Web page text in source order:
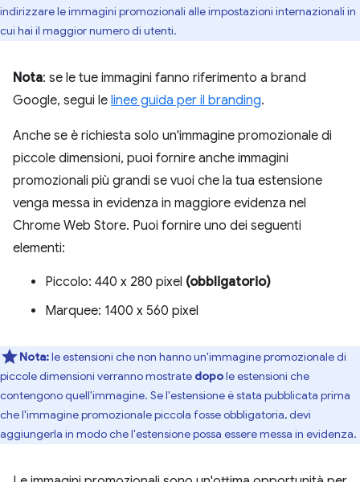
indirizzare le immagini promozionali alle impostazioni internazionali in
cui hai il maggior numero di utenti.
Nota: se le tue immagini fanno riferimento a brand
Google, segui le linee guida per il branding.
Anche se è richiesta solo un'immagine promozionale di
piccole dimensioni, puoi fornire anche immagini
promozionali più grandi se vuoi che la tua estensione
venga messa in evidenza in maggiore evidenza nel
Chrome Web Store. Puoi fornire uno dei seguenti
elementi:
Piccolo: 440 x 280 pixel (obbligatorio)
Marquee: 1400 x 560 pixel
Nota:le estensioni che non hanno un'immagine promozionale di
piccole dimensioni verranno mostrate dopole estensioni che
contengono quell'immagine. Se l'estensione è stata pubblicata prima
che l'immagine promozionale piccola fosse obbligatoria, devi
aggiungerla in modo che l'estensione possa essere messa in evidenza.